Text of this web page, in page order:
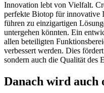
Innovation lebt von Vielfalt.
perfekte Biotop für innovative
führen zu einzigartigen
untergehen könnten. Ein
allen beteiligten
verbessert werden. Dies
sondern auch die Qualität des
Danach wird auch